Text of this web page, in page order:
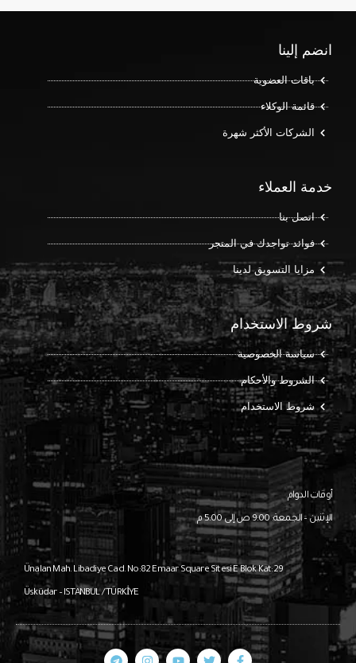
انضم إلينا
باقات العضوية
قائمة الوكلاء
الشركات الأكثر شهرة
خدمة العملاء
اتصل بنا
فوائد تواجدك في المتجر
مزايا التسويق لدينا
شروط الاستخدام
سياسة الخصوصية
الشروط والأحكام
شروط الاستخدام
أوقات الدوام
الإثنين – الجمعة: 9:00 ص إلى 5:00 م
Ünalan Mah. Libadiye Cad. No:82 Emaar Square Sitesi E Blok Kat:29
Üsküdar – ISTANBUL / TÜRKİYE